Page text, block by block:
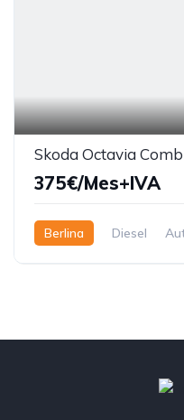
Skoda Octavia
375€/Mes+IVA
Berlina Diesel